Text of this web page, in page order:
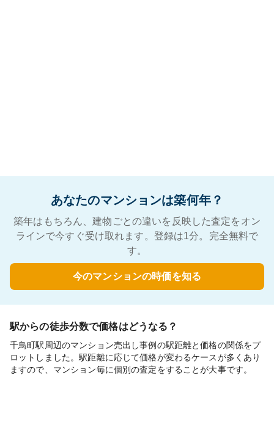
あなたのマンションは築何年？
築年はもちろん、建物ごとの違いを反映した査定をオン
ラインで今すぐ受け取れます。登録は1分。完全無料で
す。
今のマンションの時価を知る
駅からの徒歩分数で価格はどうなる？
千鳥町駅周辺のマンション売出し事例の駅距離と価格の関係をプ
ロットしました。駅距離に応じて価格が変わるケースが多くあり
ますので、マンション毎に個別の査定をすることが大事です。